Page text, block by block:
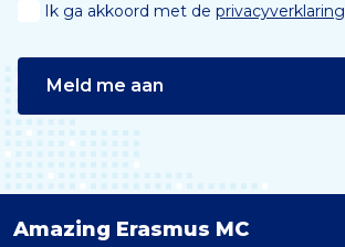
Ik ga akkoord met de privacyverklaring
Meld me aan
Amazing Erasmus MC